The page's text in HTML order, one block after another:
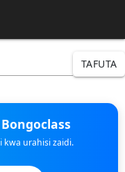
TAFUTA
kwa urahisi zaidi.